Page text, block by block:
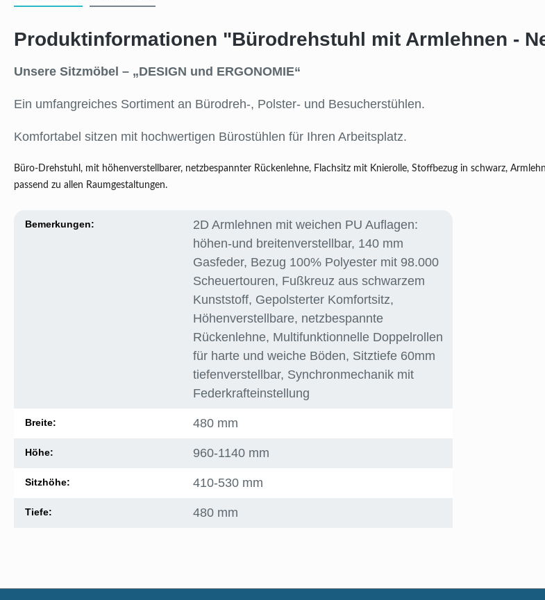
Produktinformationen "Bürodrehstuhl mit Armlehnen -
Unsere Sitzmöbel – „DESIGN und ERGONOMIE“
Ein umfangreiches Sortiment an Bürodreh-, Polster- und Besucherstühlen.
Komfortabel sitzen mit hochwertigen Bürostühlen für Ihren Arbeitsplatz.
Büro-Drehstuhl, mit höhenverstellbarer, netzbespannter Rückenlehne, Flachsitz mit Knierolle, Stoffbezug in schwarz,
passend zu allen Raumgestaltungen.
Bemerkungen:
2D Armlehnen mit weichen PU Auflagen:
höhen-und breitenverstellbar, 140 mm
Gasfeder, Bezug 100% Polyester mit 98.000
Scheuertouren, Fußkreuz aus schwarzem
Kunststoff, Gepolsterter Komfortsitz,
Höhenverstellbare, netzbespannte
Rückenlehne, Multifunktionnelle Doppelrollen
für harte und weiche Böden, Sitztiefe 60mm
tiefenverstellbar, Synchronmechanik mit
Federkrafteinstellung
Breite: 480 mm
Höhe: 960-1140 mm
Sitzhöhe: 410-530 mm
Tiefe: 480 mm